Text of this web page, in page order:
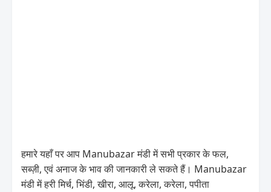
हमारे यहाँ पर आप Manubazar मंडी में सभी प्रकार के फल,
सब्ज़ी, एवं अनाज के भाव की जानकारी ले सकते हैं। Manubazar
मंडी में हरी मिर्च, भिंडी, खीरा, आलू, करेला, करेला, पपीता